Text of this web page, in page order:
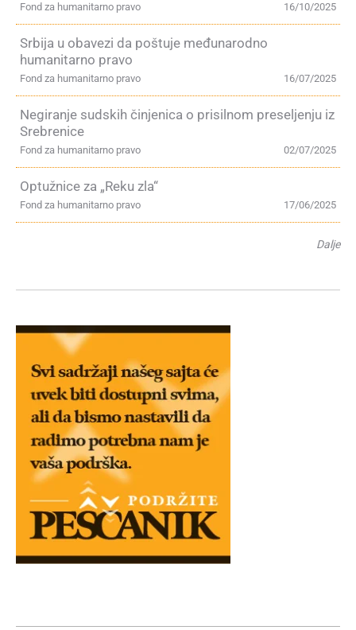
16/10/2025
Fond za humanitarno pravo
Srbija u obavezi da poštuje međunarodno
humanitarno pravo
16/07/2025
Fond za humanitarno pravo
Negiranje sudskih činjenica o prisilnom preseljenju iz
Srebrenice
02/07/2025
Fond za humanitarno pravo
Optužnice za „Reku zla“
17/06/2025
Fond za humanitarno pravo
Dalje